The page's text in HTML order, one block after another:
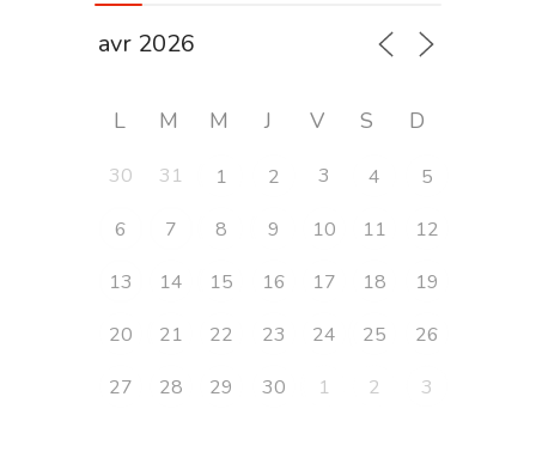
L M M J V S D
30 31 1 2 3 4
5
6
7 8 9 10 11
12
13
14 15 16 17 18
19
20
21 22 23 24 25
26
27
28 29 30 1 2 3